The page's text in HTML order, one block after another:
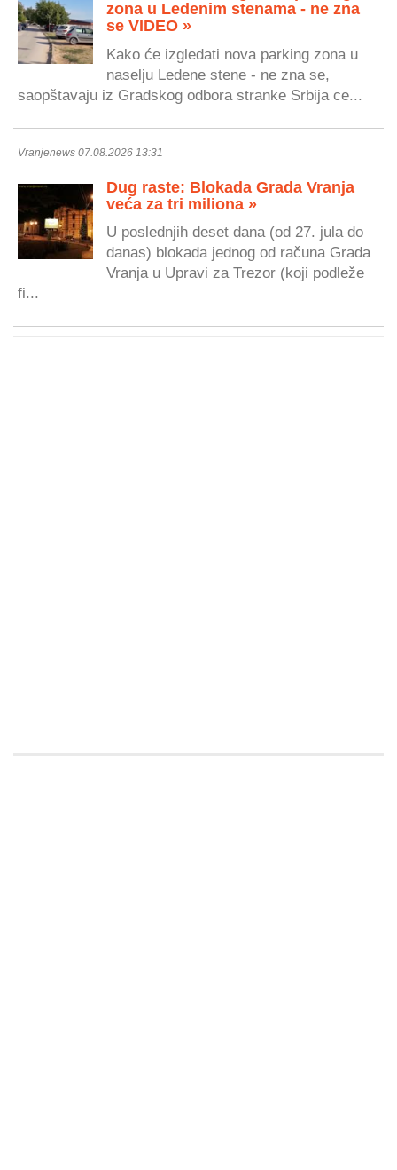
zona u Ledenim stenama - ne zna
se VIDEO »
Kako će izgledati nova parking zona u
naselju Ledene stene - ne zna se,
saopštavaju iz Gradskog odbora stranke Srbija ce...
Vranjenews 07.08.2026 13:31
Dug raste: Blokada Grada Vranja
veća za tri miliona »
U poslednjih deset dana (od 27. jula do
danas) blokada jednog od računa Grada
Vranja u Upravi za Trezor (koji podleže
fi...